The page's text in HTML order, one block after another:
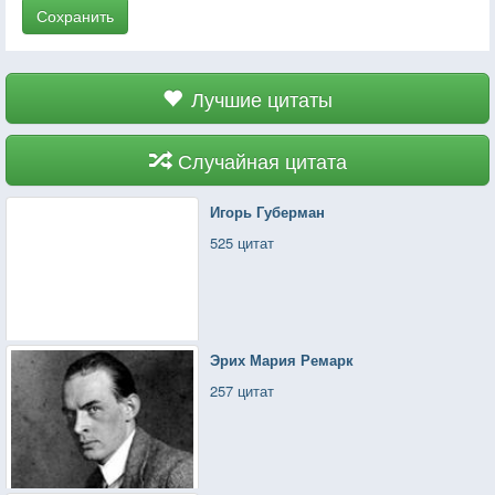
Сохранить
Лучшие цитаты
Случайная цитата
Игорь Губерман
525 цитат
Эрих Мария Ремарк
257 цитат